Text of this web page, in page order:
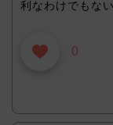
利なわけでもな
0